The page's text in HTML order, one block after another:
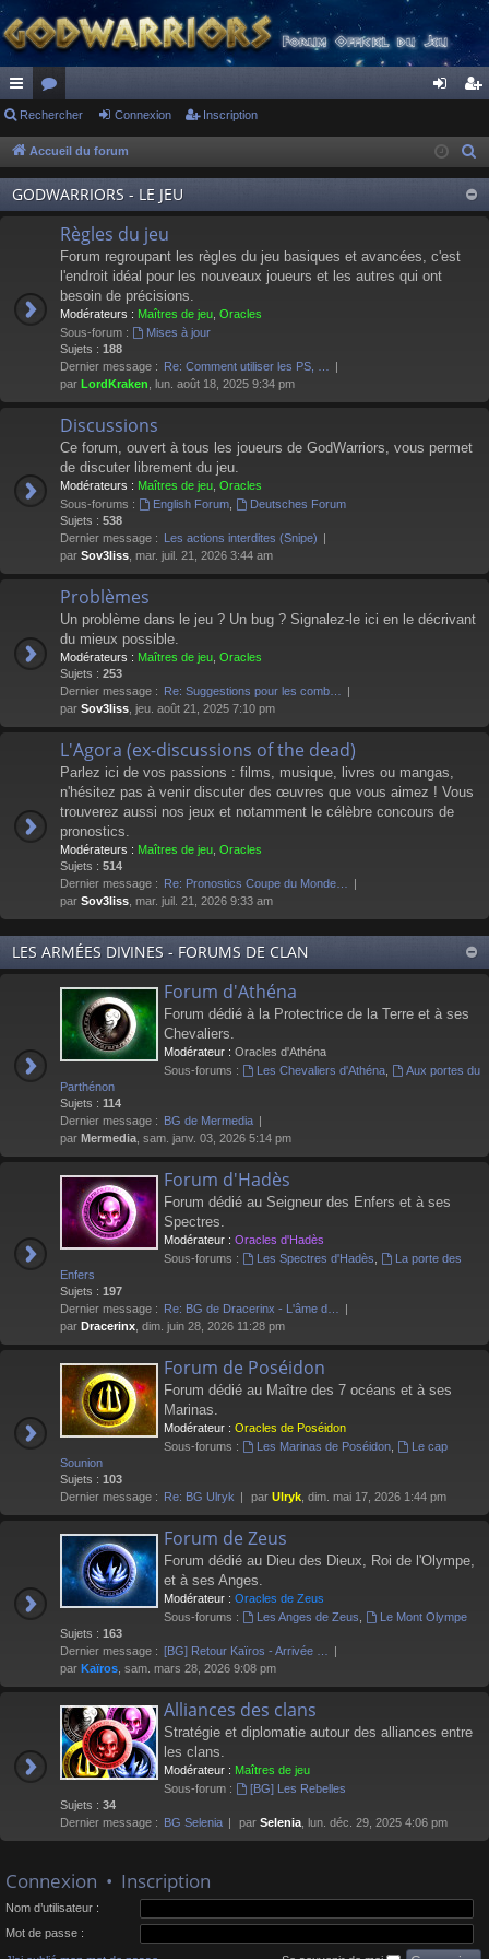
ac
co
ur
ci
or
u
m
s
ne
xi
on
cri
pti
on
Rechercher Connexion Inscription
Accueil du forum
GODWARRIORS - LE JEU
Règles du jeu
Forum regroupant les règles du jeu basiques et avancées, c'est
l'endroit idéal pour les nouveaux joueurs et les autres qui ont
besoin de précisions.
Modérateurs : Maîtres de jeu Oracles
Sous-forum :
Mises à jour
Sujets : 188
Dernier message : Re: Comment utiliser les PS, …
par LordKraken , lun. août 18, 2025 9:34 pm
Discussions
Ce forum, ouvert à tous les joueurs de GodWarriors, vous permet
de discuter librement du jeu.
Modérateurs : Maîtres de jeu Oracles
Sous-forums :
English Forum,
Deutsches Forum
Sujets : 538
Dernier message : Les actions interdites (Snipe)
par Sov3liss , mar. juil. 21, 2026 3:44 am
Problèmes
Un problème dans le jeu ? Un bug ? Signalez-le ici en le décrivant
du mieux possible.
Modérateurs : Maîtres de jeu Oracles
Sujets : 253
Dernier message : Re: Suggestions pour les comb…
par Sov3liss , jeu. août 21, 2025 7:10 pm
L'Agora (ex-discussions of the dead)
Parlez ici de vos passions : films, musique, livres ou mangas,
n'hésitez pas à venir discuter des œuvres que vous aimez ! Vous
trouverez aussi nos jeux et notamment le célèbre concours de
pronostics.
Modérateurs : Maîtres de jeu Oracles
Sujets : 514
Dernier message : Re: Pronostics Coupe du Monde…
par Sov3liss , mar. juil. 21, 2026 9:33 am
LES ARMÉES DIVINES - FORUMS DE CLAN
Forum d'Athéna
Forum dédié à la Protectrice de la Terre et à ses
Chevaliers.
Modérateur : Oracles d'Athéna
Sous-forums :
Les Chevaliers d'Athéna,
Aux portes du
Parthénon
Sujets : 114
Dernier message : BG de Mermedia
par Mermedia , sam. janv. 03, 2026 5:14 pm
Forum d'Hadès
Forum dédié au Seigneur des Enfers et à ses
Spectres.
Modérateur : Oracles d'Hadès
Sous-forums :
Les Spectres d'Hadès
La porte des
Enfers
Sujets : 197
Dernier message : Re: BG de Dracerinx - L'âme d…
par Dracerinx , dim. juin 28, 2026 11:28 pm
Forum de Poséidon
Forum dédié au Maître des 7 océans et à ses
Marinas.
Modérateur : Oracles de Poséidon
Sous-forums :
Les Marinas de Poséidon,
Le cap
Sounion
Sujets : 103
Dernier message : Re: BG Ulryk par Ulryk , dim. mai 17, 2026 1:44 pm
Forum de Zeus
Forum dédié au Dieu des Dieux, Roi de l'Olympe,
et à ses Anges.
Modérateur : Oracles de Zeus
Sous-forums :
Les Anges de Zeus
Le Mont Olympe
Sujets : 163
Dernier message : [BG] Retour Kaïros - Arrivée …
par Kaïros , sam. mars 28, 2026 9:08 pm
Alliances des clans
Stratégie et diplomatie autour des alliances entre
les clans.
Modérateur : Maîtres de jeu
Sous-forum :
[BG] Les Rebelles
Sujets : 34
Dernier message : BG Selenia par Selenia , lun. déc. 29, 2025 4:06 pm
Connexion • Inscription
Nom d’utilisateur :
Mot de passe :